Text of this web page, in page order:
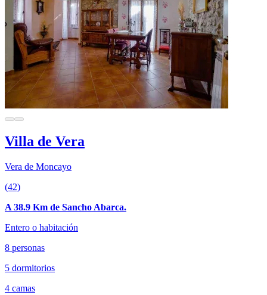
Villa de Vera
Vera de Moncayo
(42)
A 38.9 Km de Sancho Abarca.
Entero o habitación
8 personas
5 dormitorios
4 camas